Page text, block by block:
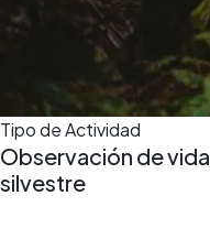
Tipo de Actividad
Observación de vida
silvestre